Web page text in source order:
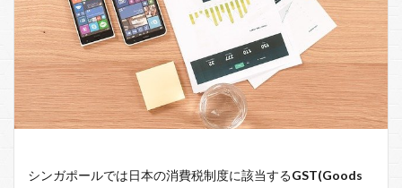
シンガポールでは日本の消費税制度に該当するGST(Goods